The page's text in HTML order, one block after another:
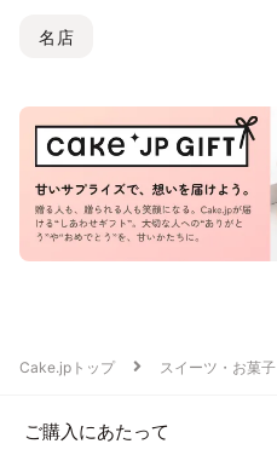
名店
Cake.jpトップ スイーツ・お菓子
ご購入にあたって